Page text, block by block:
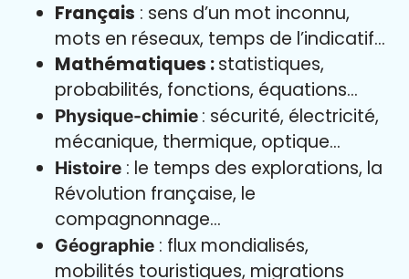
Français : sens d’un mot inconnu,
mots en réseaux, temps de l’indicatif…
Mathématiques :statistiques,
probabilités, fonctions, équations…
Physique-chimie : sécurité, électricité,
mécanique, thermique, optique…
Histoire : le temps des explorations, la
Révolution française, le
compagnonnage…
Géographie : flux mondialisés,
mobilités touristiques, migrations